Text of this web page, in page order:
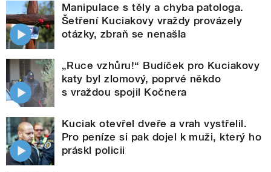
Manipulace s těly a chyba patologa.
Šetření Kuciakovy vraždy provázely
otázky, zbraň se nenašla
„Ruce vzhůru!“ Budíček pro Kuciakovy
katy byl zlomový, poprvé někdo
s vraždou spojil Kočnera
Kuciak otevřel dveře a vrah vystřelil.
Pro peníze si pak dojel k muži, který ho
práskl policii